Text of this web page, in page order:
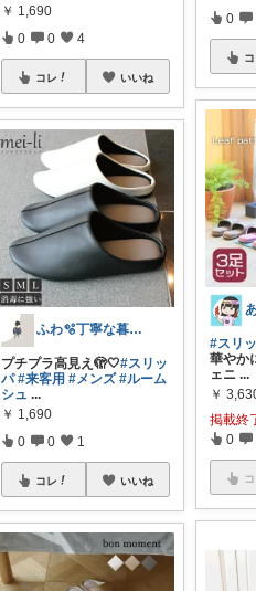
￥ 1,690
0 0 4
コレ いいね
ふわ🫧丁寧な暮らしに憧れるママ
プチプラ高見え🫣🤍#スリッ
パ #来客用 #メンズ #ルーム
シュ ...
￥ 1,690
0 0 1
コレ いいね
0
#スリ
華やか
ェニ ...
￥
掲載終
0